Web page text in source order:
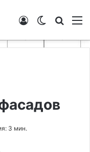
Switch skin
Войти
3 мин.